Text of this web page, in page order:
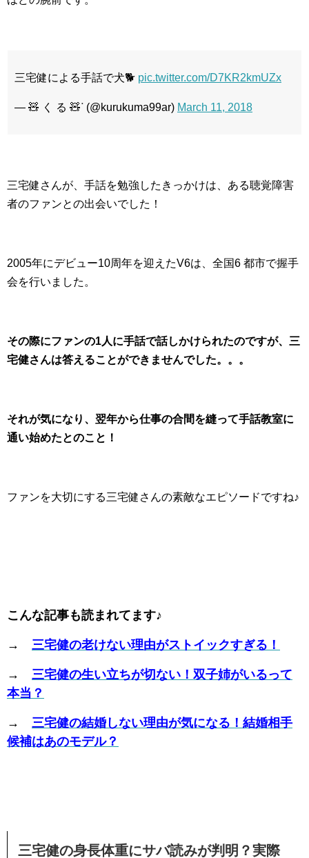
三宅健による手話で犬🐕 pic.twitter.com/D7KR2kmUZx
— 🧸 く る 🧸ᐝ (@kurukuma99ar) March 11, 2018
三宅健さんが、手話を勉強したきっかけは、ある聴覚障害
者のファンとの出会いでした！
2005年にデビュー10周年を迎えたV6は、全国6 都市で握手
会を行いました。
その際にファンの1人に手話で話しかけられたのですが、三
宅健さんは答えることができませんでした。。。
それが気になり、翌年から仕事の合間を縫って手話教室に
通い始めたとのこと！
ファンを大切にする三宅健さんの素敵なエピソードですね♪
こんな記事も読まれてます♪
→ 三宅健の老けない理由がストイックすぎる！
→ 三宅健の生い立ちが切ない！双子姉がいるって
本当？
→ 三宅健の結婚しない理由が気になる！結婚相手
候補はあのモデル？
三宅健の身長体重にサバ読みが判明？実際